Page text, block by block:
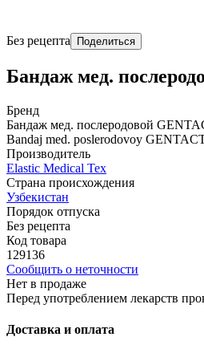
Без рецепта Поделиться
Бандаж мед.
Бренд
Бандаж мед. послеродовой
Bandaj med. poslerodovoy
Производитель
Elastic Medical Tex
Страна происхождения
Узбекистан
Порядок отпуска
Без рецепта
Код товара
129136
Сообщить о неточности
Нет в продаже
Перед употреблением лекарств
Доставка и оплата